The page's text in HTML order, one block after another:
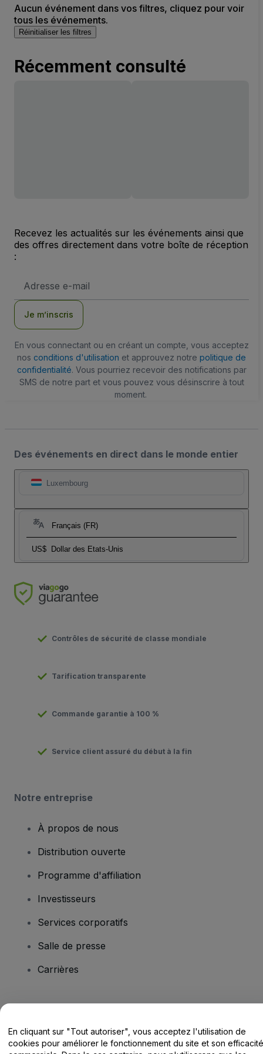
Aucun événement dans vos filtres, cliquez pour voir
tous les événements.
Réinitialiser les filtres
Récemment consulté
Recevez les actualités sur les événements ainsi que
des offres directement dans votre boîte de réception
:
e-
Je m’inscris
En vous connectant ou en créant un compte, vous acceptez
nos conditions d'utilisation et approuvez notre politique de
confidentialité. Vous pourriez recevoir des notifications par
SMS de notre part et vous pouvez vous désinscrire à tout
moment.
Des événements en direct dans le monde entier
Luxembourg
Français (FR)
US$ Dollar des Etats-Unis
Contrôles de sécurité de classe mondiale
Tarification transparente
Commande garantie à 100 %
Service client assuré du début à la fin
Notre entreprise
À propos de nous
Distribution ouverte
Programme d'affiliation
Investisseurs
Services corporatifs
Salle de presse
Carrières
Centre d'assistance / Nous contacter
En cliquant sur "Tout autoriser", vous acceptez l'utilisation de
cookies pour améliorer le fonctionnement du site et son efficacité